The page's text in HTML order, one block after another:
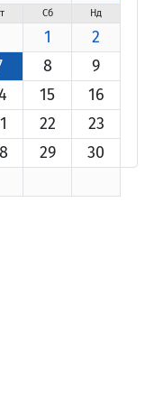
Сб Нд
1
2
8
9
15
16
22
23
29
30